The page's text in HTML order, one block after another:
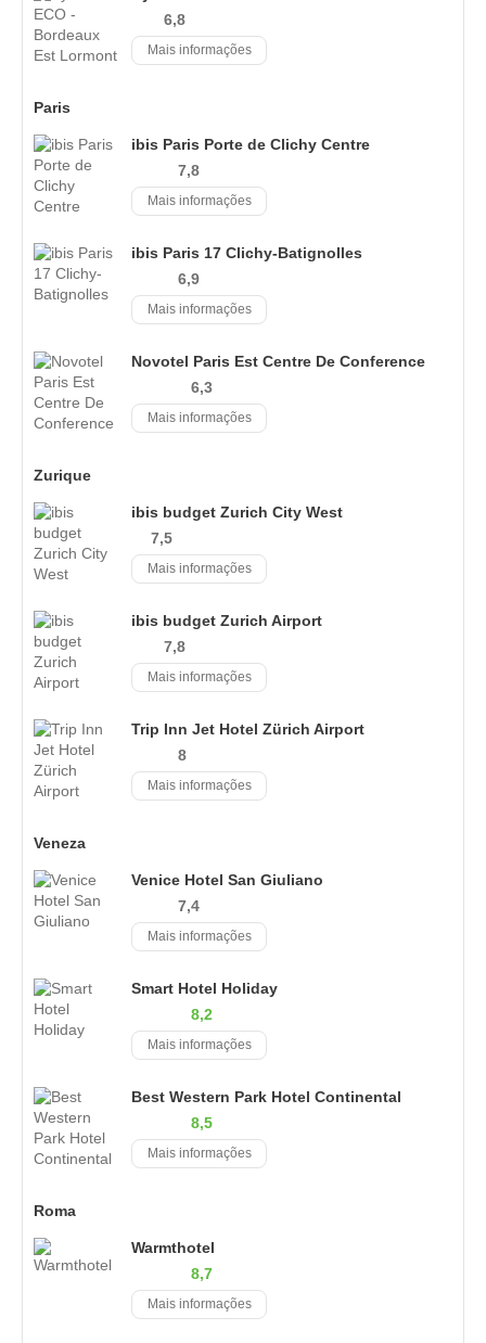
6,8
Mais informações
Paris
ibis Paris Porte de Clichy Centre
7,8
Mais informações
ibis Paris 17 Clichy-Batignolles
6,9
Mais informações
Novotel Paris Est Centre De Conference
6,3
Mais informações
Zurique
ibis budget Zurich City West
7,5
Mais informações
ibis budget Zurich Airport
7,8
Mais informações
Trip Inn Jet Hotel Zürich Airport
8
Mais informações
Veneza
Venice Hotel San Giuliano
7,4
Mais informações
Smart Hotel Holiday
8,2
Mais informações
Best Western Park Hotel Continental
8,5
Mais informações
Roma
Warmthotel
8,7
Mais informações